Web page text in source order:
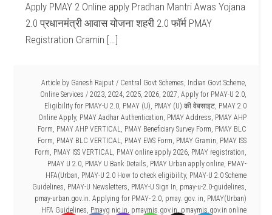
Apply PMAY 2 Online apply Pradhan Mantri Awas Yojana
2.0 प्रधानमंत्री आवास योजना शहरी 2.0 फॉर्म PMAY
Registration Gramin […]
Article by Ganesh Rajput / Central Govt Schemes, Indian Govt Scheme,
Online Services / 2023, 2024, 2025, 2026, 2027, Apply for PMAY-U 2.0,
Eligibility for PMAY-U 2.0, PMAY (U), PMAY (U) की वेबसाइट, PMAY 2.0
Online Apply, PMAY Aadhar Authentication, PMAY Address, PMAY AHP
Form, PMAY AHP VERTICAL, PMAY Beneficiary Survey Form, PMAY BLC
Form, PMAY BLC VERTICAL, PMAY EWS Form, PMAY Gramin, PMAY ISS
Form, PMAY ISS VERTICAL, PMAY online apply 2026, PMAY registration,
PMAY U 2.0, PMAY U Bank Details, PMAY Urban apply online, PMAY-
HFA(Urban, PMAY-U 2.0 How to check eligibility, PMAY-U 2.0 Scheme
Guidelines, PMAY-U Newsletters, PMAY-U Sign In, pmay-u-2.0-guidelines,
pmay-urban.gov.in. Applying for PMAY- 2.0, pmay. gov. in, PMAY(Urban)
HFA Guidelines, Pmayg nic in, pmaymis.gov.in, pmaymis.gov.in online